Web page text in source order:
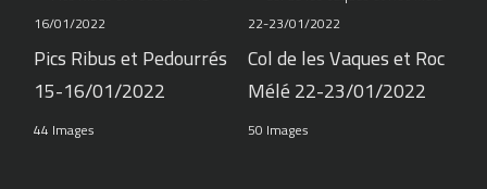
Pics Ribus et Pedourrés
15-16/01/2022
44 Images
Col de les Vaques et Roc
Mélé 22-23/01/2022
50 Images